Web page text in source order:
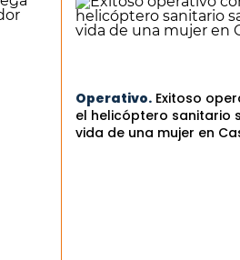
Operativo. Exitoso
el helicóptero sanitario
vida de una mujer en